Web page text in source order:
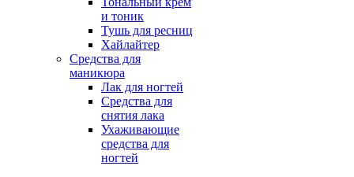
и тоник
Тушь для ресниц
Хайлайтер
Средства для
маникюра
Лак для ногтей
Средства для
снятия лака
Ухаживающие
средства для
ногтей